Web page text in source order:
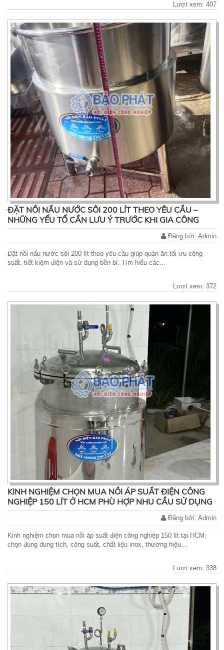
Lượt xem: 407
ĐẶT NỒI NẤU NƯỚC SÔI 200 LÍT THEO YÊU CẦU –
NHỮNG YẾU TỐ CẦN LƯU Ý TRƯỚC KHI GIA CÔNG
Đăng bởi: Admin
Đặt nồi nấu nước sôi 200 lít theo yêu cầu giúp quán ăn tối ưu công
suất, tiết kiệm điện và sử dụng bền bỉ. Tìm hiểu các...
Lượt xem: 372
KINH NGHIỆM CHỌN MUA NỒI ÁP SUẤT ĐIỆN CÔNG
NGHIỆP 150 LÍT Ở HCM PHÙ HỢP NHU CẦU SỬ DỤNG
Đăng bởi: Admin
Kinh nghiệm chọn mua nồi áp suất điện công nghiệp 150 lít tại HCM:
chọn đúng dung tích, công suất, chất liệu inox, thương hiệu...
Lượt xem: 338